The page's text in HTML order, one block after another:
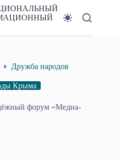
Дружба народов
Крыма
форум «Медиа-